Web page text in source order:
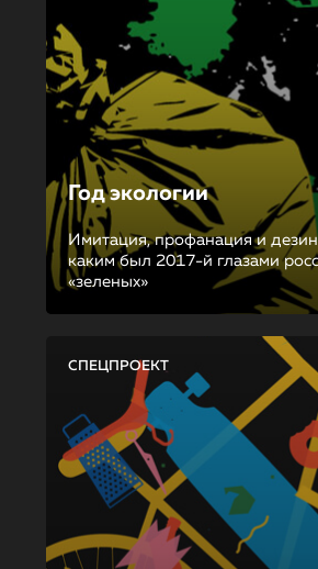
Год экологии
Имитация, профанация и
каким был 2017-й глазами
«зеленых»
СПЕЦПРОЕКТ